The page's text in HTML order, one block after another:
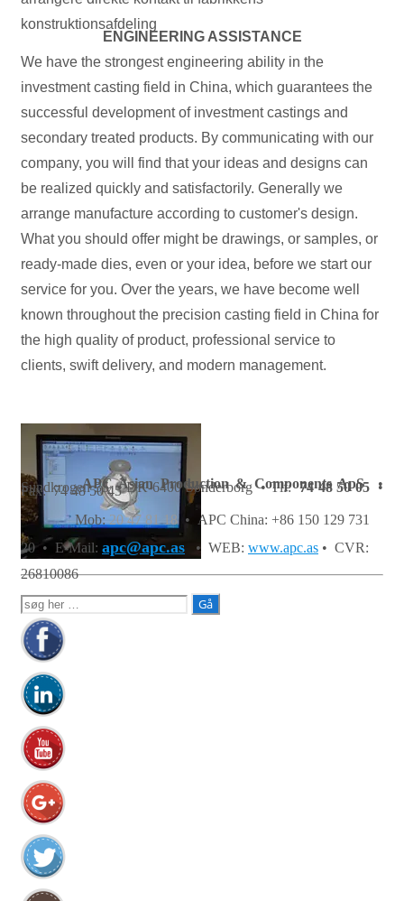
konstruktionsafdeling
ENGINEERING ASSISTANCE
We have the strongest engineering ability in the
investment casting field in China, which guarantees the
successful development of investment castings and
secondary treated products. By communicating with our
company, you will find that your ideas and designs can
be realized quickly and satisfactorily. Generally we
arrange manufacture according to customer's design.
What you should offer might be drawings, or samples, or
ready-made dies, even or your idea, before we start our
service for you. Over the years, we have become well
known throughout the precision casting field in China for
the high quality of product, professional service to
clients, swift delivery, and modern management.
APC Asian Production & Components ApS•
Sundkrogen 35 • DK-6400 Sønderborg • Tlf:74 48 50 05•
Fax: 74 48 50 45
Mob: 20 47 81 18• APC China: +86 150 129 731
20 • E-Mail: apc@apc.as • WEB: www.apc.as • CVR:
26810086
Søg
efter: